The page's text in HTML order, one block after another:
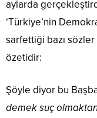
aylarda
‘Türkiye’nin
sarfettiği bazı
özetidir:
Şöyle diyor bu
demek suç olmaktan